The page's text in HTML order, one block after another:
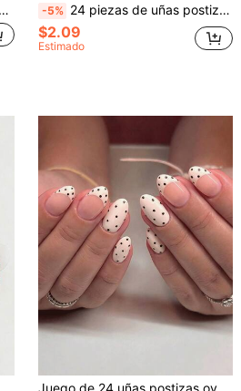
-5% 24 piezas de uñas postizas cortas ovaladas con diseños de estrellas, lunares y rayas, set de uñas acrílicas falsas cortas, incluye: 1 botella de esmalte de gel y 1 lima de uñas
$2.09
Estimado